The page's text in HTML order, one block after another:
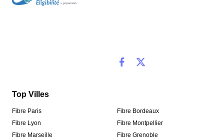
Top Villes
Fibre Paris
Fibre Lyon
Fibre Marseille
Fibre Bordeaux
Fibre Montpellier
Fibre Grenoble